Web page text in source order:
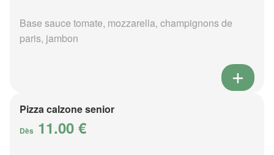
Base sauce tomate, mozzarella, champignons de
paris, jambon
Pizza calzone senior
Dès 11.00 €